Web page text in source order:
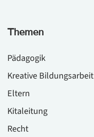
Themen
Pädagogik
Kreative Bildungsarbeit
Eltern
Kitaleitung
Recht